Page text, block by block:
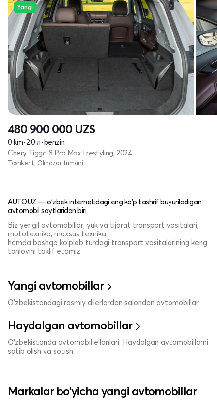
Yangi
480 900 000 UZS
0 km•2.0 л•benzin
Chery Tiggo 8 Pro Max I restyling, 2024
Toshkent, Olmazor tumani
AUTO.UZ — o'zbek internetidagi eng ko'p tashrif buyuriladigan
avtomobil saytlaridan biri
Biz yengil avtomobillar, yuk va tijorat transport vositalari,
mototexnika, maxsus texnika
hamda boshqa ko'plab turdagi transport vositalarining keng
tanlovini taklif etamiz
Yangi avtomobillar
O'zbekistondagi rasmiy dilerlardan salondan avtomobillar
Haydalgan avtomobillar
O'zbekistonda avtomobil e’lonlari. Haydalgan avtomobillarni
sotib olish va sotish
Markalar bo'yicha yangi avtomobillar